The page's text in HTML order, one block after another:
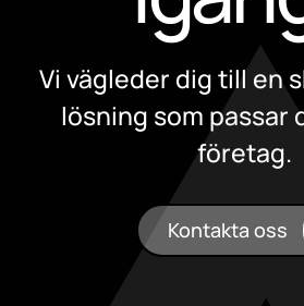
Vi vägleder dig till en
lösning som passar
företag.
Kontakta oss